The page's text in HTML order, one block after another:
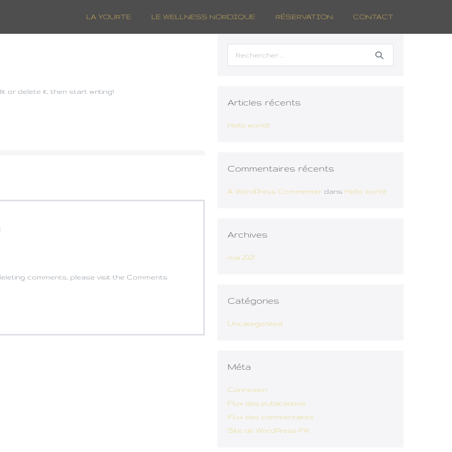
LA YOURTE LE WELLNESS NORDIQUE RÉSERVATION CONTACT
or delete it, then start writing!
comments, please visit the Comments
Articles récents
Hello world!
Commentaires récents
A WordPress Commenter dans Hello world!
Archives
mai 2021
Catégories
Uncategorized
Méta
Connexion
Flux des publications
Flux des commentaires
Site de WordPress-FR